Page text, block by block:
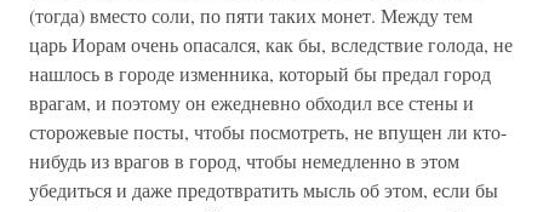
(тогда) вместо соли, по пяти таких монет. Между тем
царь Иорам очень опасался, как бы, вследствие голода, не
нашлось в городе изменника, который бы предал город
врагам, и поэтому он ежедневно обходил все стены и
сторожевые посты, чтобы посмотреть, не впущен ли кто-
нибудь из врагов в город, чтобы немедленно в этом
убедиться и даже предотвратить мысль об этом, если бы